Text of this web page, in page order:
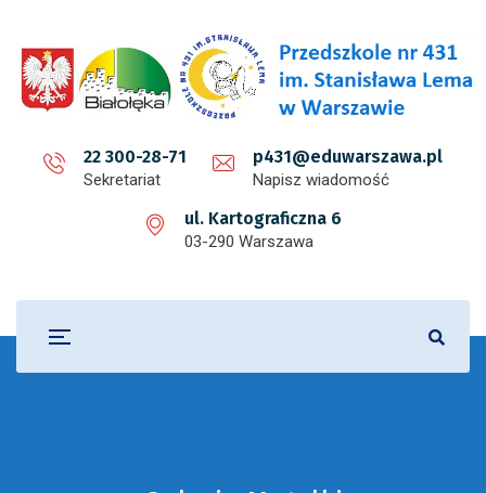
22 300-28-71
Sekretariat
p431@eduwarszawa.pl
Napisz wiadomość
ul. Kartograficzna 6
03-290 Warszawa